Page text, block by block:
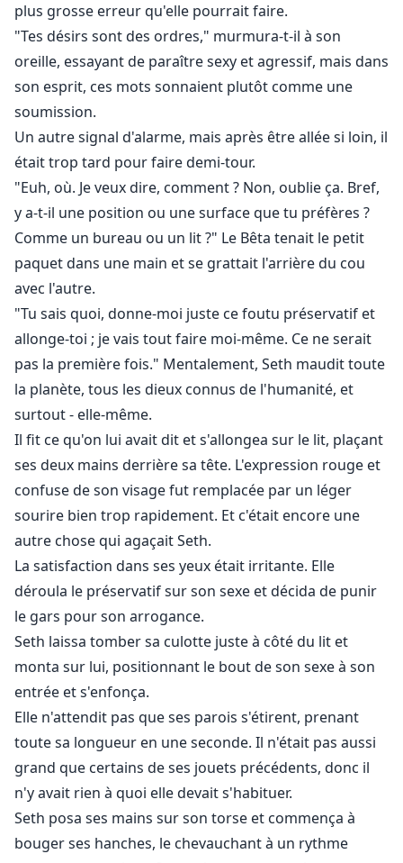
plus grosse erreur qu'elle pourrait faire.
"Tes désirs sont des ordres," murmura-t-il à son
oreille, essayant de paraître sexy et agressif, mais dans
son esprit, ces mots sonnaient plutôt comme une
soumission.
Un autre signal d'alarme, mais après être allée si loin, il
était trop tard pour faire demi-tour.
"Euh, où. Je veux dire, comment ? Non, oublie ça. Bref,
y a-t-il une position ou une surface que tu préfères ?
Comme un bureau ou un lit ?" Le Bêta tenait le petit
paquet dans une main et se grattait l'arrière du cou
avec l'autre.
"Tu sais quoi, donne-moi juste ce foutu préservatif et
allonge-toi ; je vais tout faire moi-même. Ce ne serait
pas la première fois." Mentalement, Seth maudit toute
la planète, tous les dieux connus de l'humanité, et
surtout - elle-même.
Il fit ce qu'on lui avait dit et s'allongea sur le lit, plaçant
ses deux mains derrière sa tête. L'expression rouge et
confuse de son visage fut remplacée par un léger
sourire bien trop rapidement. Et c'était encore une
autre chose qui agaçait Seth.
La satisfaction dans ses yeux était irritante. Elle
déroula le préservatif sur son sexe et décida de punir
le gars pour son arrogance.
Seth laissa tomber sa culotte juste à côté du lit et
monta sur lui, positionnant le bout de son sexe à son
entrée et s'enfonça.
Elle n'attendit pas que ses parois s'étirent, prenant
toute sa longueur en une seconde. Il n'était pas aussi
grand que certains de ses jouets précédents, donc il
n'y avait rien à quoi elle devait s'habituer.
Seth posa ses mains sur son torse et commença à
bouger ses hanches, le chevauchant à un rythme